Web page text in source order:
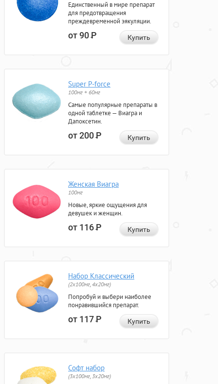
Единственный в мире препарат
для предотвращения
преждевременной эякуляции.
от 90Р Купить
Super P-force
100мг + 60мг
Самые популярные препараты в
одной таблетке — Виагра и
Дапоксетин.
от 200Р Купить
Женская Виагра
100мг
Новые, яркие ощущения для
девушек и женщин.
от 116Р Купить
Набор Классический
(2x100мг, 4x20мг)
Попробуй и выбери наиболее
понравившийся препарат.
от 117Р Купить
Софт набор
(3x100мг, 3x20мг)